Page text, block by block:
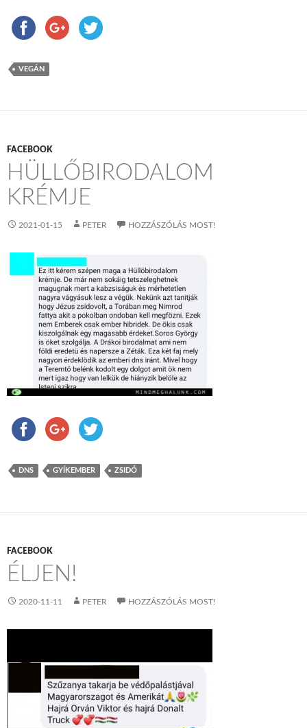
VEGÁN
FACEBOOK
HÜLLŐBIRODALOM
KRÉMJE
2021-01-15 PETER HOZZÁSZÓLÁS MOST!
DNS GYÍKEMBER ZSIDÓ
FACEBOOK
ÉLJEN!
2020-11-11 PETER HOZZÁSZÓLÁS MOST!